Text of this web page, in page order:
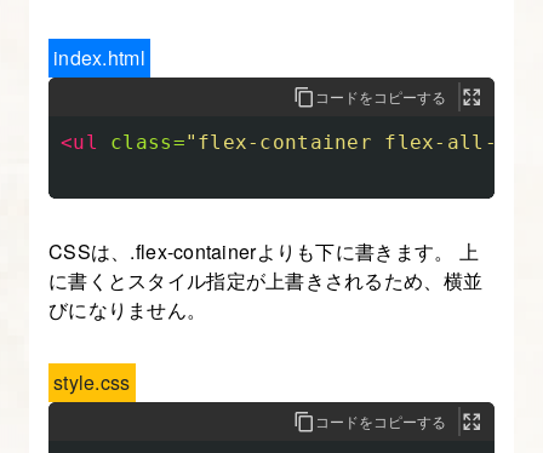
index.html
コードをコピーする
<ul class="flex-container flex-all-
CSSは、.flex-containerよりも下に書きます。 上
に書くとスタイル指定が上書きされるため、横並
びになりません。
style.css
コードをコピーする